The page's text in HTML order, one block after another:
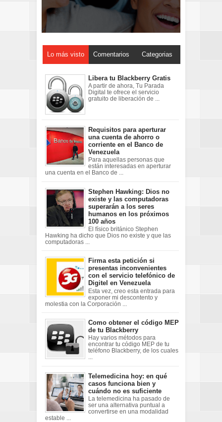
Lo más visto Comentarios Categorias
Libera tu Blackberry Gratis
A partir de ahora, Tu Parada
Digital te ofrece el servicio
gratuito de liberación de ...
Requisitos para aperturar
una cuenta de ahorro o
corriente en el Banco de
Venezuela
Para aquellas personas que
están interesadas en aperturar
una cuenta en el Banco de ...
Stephen Hawking: Dios no
existe y las computadoras
superarán a los seres
humanos en los próximos
100 años
El físico británico Stephen
Hawking ha dicho que Dios no existe y que las
computadoras ...
Firma esta petición si
presentas inconvenientes
con el servicio telefónico de
Digitel en Venezuela
Esta vez, creo esta entrada para
exponer mi descontento y
molestia con la Corporación ...
Como obtener el código MEP
de tu Blackberry
Hay varios métodos para
encontrar tu código MEP de tu
teléfono Blackberry, de los cuales
...
Telemedicina hoy: en qué
casos funciona bien y
cuándo no es suficiente
La telemedicina ha pasado de
ser una alternativa puntual a
convertirse en una modalidad
estable ...